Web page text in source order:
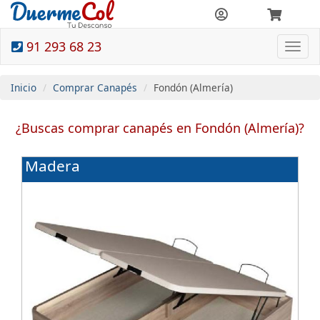
91 293 68 23
Inicio Comprar Canapés Fondón (Almería)
¿Buscas comprar canapés en Fondón (Almería)?
Madera